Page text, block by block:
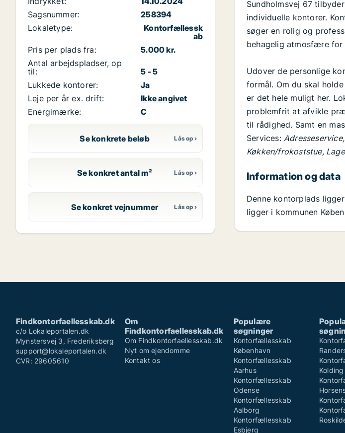
Sagsnummer:
258394
Lokaletype:
Kontorfællessk
ab
Pris per plads fra:
5.000 kr.
Antal arbejdspladser, op
til:
5 - 5
Lukkede kontorer:
Ja
Leje per år ex. drift:
Ikke angivet
Energimærke:
C
Se konkrete beløb
Se konkret antal m²
Se konkret vejnummer
Sundholmsvej 67
individuelle kontorer.
søger en rolig og
behagelig atmosfære
Udover de personlige
formål. Om du skal
er det hele muligt her.
problemfrit at afvikle
til rådighed. Samt en
Services:
Køkken/frokoststue,
Information og data
Denne kontorplads
ligger i kommunen
Findkontorfaellesskab.dk
c/o Lokaleportalen.dk
Mynstersvej 3, Frederiksberg
support@lokaleportalen.dk
CVR: 29605610
Om
Findkontorfaellesskab.dk
Om Findkontorfaellesskab.dk
Nyt om ejendomme
Kontakt os
Populære
søgninger
Kontorfællesskab
København
Kontorfællesskab
Aarhus
Kontorfællesskab
Odense
Kontorfællesskab
Aalborg
Kontorfællesskab
Esbjerg
Kolding